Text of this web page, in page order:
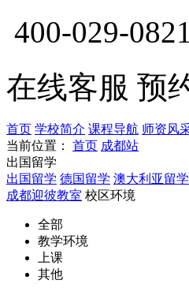
400-029-0821
在线客服 预
首页 学校简介 课程导航 师资风
当前位置：
首页 成都站
出国留学
出国留学 德国留学 澳大利亚留学
成都迎彼教室 校区环境
全部
教学环境
上课
其他